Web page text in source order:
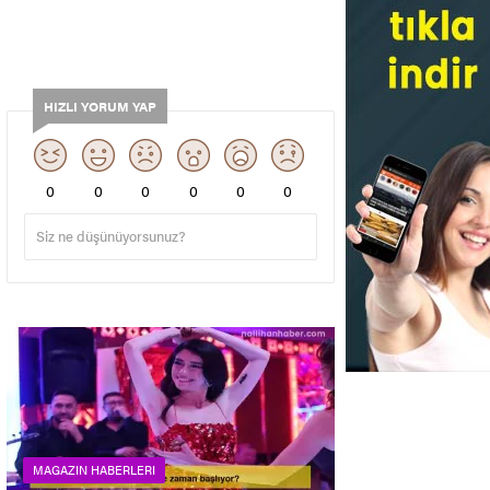
HIZLI YORUM YAP
0 0 0 0 0 0
MAGAZIN HABERLERI